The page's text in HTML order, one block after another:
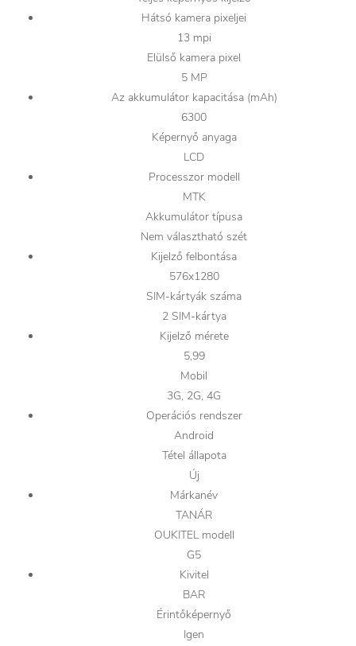
Hátsó kamera pixeljei
13 mpi
Elülső kamera pixel
5 MP
Az akkumulátor kapacitása (mAh)
6300
Képernyő anyaga
LCD
Processzor modell
MTK
Akkumulátor típusa
Nem választható szét
Kijelző felbontása
576x1280
SIM-kártyák száma
2 SIM-kártya
Kijelző mérete
5,99
Mobil
3G, 2G, 4G
Operációs rendszer
Android
Tétel állapota
Új
Márkanév
TANÁR
OUKITEL modell
G5
Kivitel
BAR
Érintőképernyő
Igen